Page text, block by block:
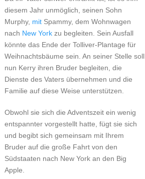
diesem Jahr unmöglich, seinen Sohn
Murphy, mitSpammy, dem Wohnwagen
nach New Yorkzu begleiten. Sein Ausfall
könnte das Ende der Tolliver-Plantage für
Weihnachtsbäume sein. An seiner Stelle soll
nun Kerry ihren Bruder begleiten, die
Dienste des Vaters übernehmen und die
Familie auf diese Weise unterstützen.
Obwohl sie sich die Adventszeit ein wenig
entspannter vorgestellt hatte, fügt sie sich
und begibt sich gemeinsam mit Ihrem
Bruder auf die große Fahrt von den
Südstaaten nach New York an den Big
Apple.